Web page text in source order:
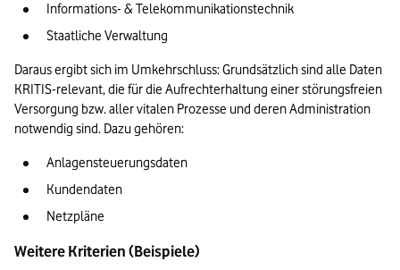
Informations- & Telekommunikationstechnik
Staatliche Verwaltung
Daraus ergibt sich im Umkehrschluss: Grundsätzlich sind alle Daten
KRITIS-relevant, die für die Aufrechterhaltung einer störungsfreien
Versorgung bzw. aller vitalen Prozesse und deren Administration
notwendig sind. Dazu gehören:
Anlagensteuerungsdaten
Kundendaten
Netzpläne
Weitere Kriterien (Beispiele)